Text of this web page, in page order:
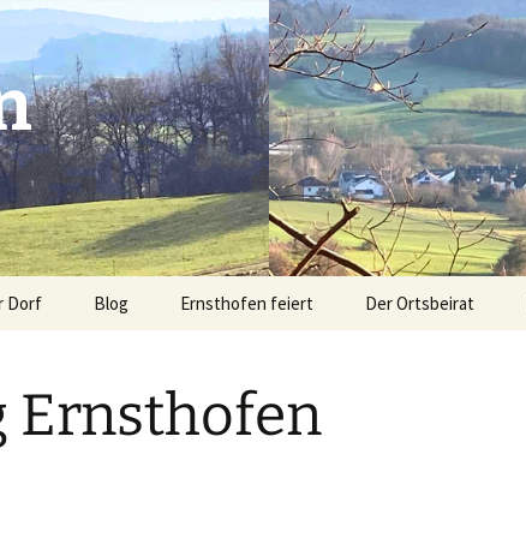
Dorf Blog Ernsthofen feiert
Modautal hilft den
Flutopfern
Der Ortsbeirat
Ernsthofen